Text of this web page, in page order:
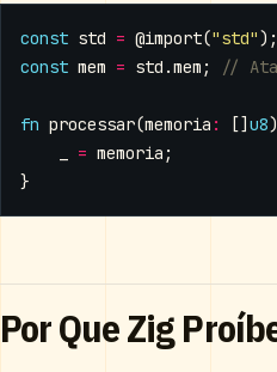
const std = @import("std");
const mem = std .mem ;
fn processar(memoria : [] u8)
= memoria ;
}
Por Que Zig